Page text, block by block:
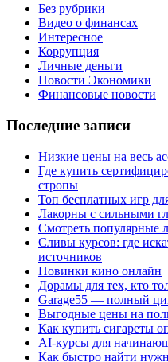
Без рубрики
Видео о финансах
Интересное
Коррупция
Личные деньги
Новости Экономики
Финансовые новости
Последние записи
Низкие цены на весь
Где купить
стропы
Топ бесплатных игр
Лакорны с сильными
Смотреть популярные
Сливы курсов: где
источников
Новинки кино онлайн
Дорамы для тех, кто
Garage55 — полный
Выгодные цены на
Как купить сигареты
AI-курсы для
Как быстро найти